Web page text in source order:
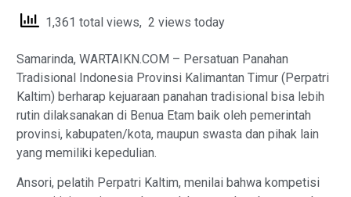
1,361 total views, 2 views today
Samarinda, WARTAIKN.COM – Persatuan Panahan
Tradisional Indonesia Provinsi Kalimantan Timur (Perpatri
Kaltim) berharap kejuaraan panahan tradisional bisa lebih
rutin dilaksanakan di Benua Etam baik oleh pemerintah
provinsi, kabupaten/kota, maupun swasta dan pihak lain
yang memiliki kepedulian.
Ansori, pelatih Perpatri Kaltim, menilai bahwa kompetisi